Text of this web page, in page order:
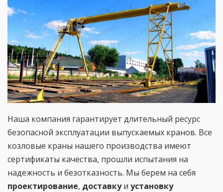
Наша компания гарантирует длительный ресурс
безопасной эксплуатации выпускаемых кранов. Все
козловые краны нашего производства имеют
сертификаты качества, прошли испытания на
надежность и безотказность. Мы берем на себя
проектирование, доставкуи установку